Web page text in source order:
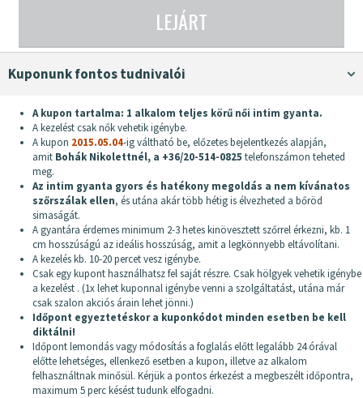
LEJÁRT
Kuponunk fontos tudnivalói
A kupon tartalma: 1 alkalom teljes körű női intim gyanta.
A kezelést csak nők vehetik igénybe.
A kupon 2015.05.04-ig váltható be, előzetes bejelentkezés alapján,
amit Bohák Nikolettnél, a +36/20-514-0825 telefonszámon teheted
meg.
Az intim gyanta gyors és hatékony megoldás a nem kívánatos
szőrszálak ellen, és utána akár több hétig is élvezheted a bőröd
simaságát.
A gyantára érdemes minimum 2-3 hetes kinövesztett szőrrel érkezni, kb. 1
cm hosszúságú az ideális hosszúság, amit a legkönnyebb eltávolítani.
A kezelés kb. 10-20 percet vesz igénybe.
Csak egy kupont használhatsz fel saját részre. Csak hölgyek vehetik igénybe
a kezelést . (1x lehet kuponnal igénybe venni a szolgáltatást, utána már
csak szalon akciós árain lehet jönni.)
Időpont egyeztetéskor a kuponkódot minden esetben be kell
diktálni!
Időpont lemondás vagy módosítás a foglalás előtt legalább 24 órával
előtte lehetséges, ellenkező esetben a kupon, illetve az alkalom
felhasználtnak minősül. Kérjük a pontos érkezést a megbeszélt időpontra,
maximum 5 perc késést tudunk elfogadni.